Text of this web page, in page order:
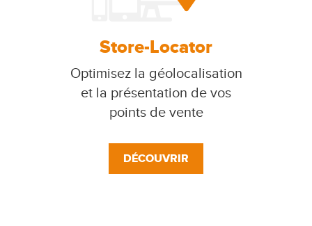
Store-Locator
Optimisez la géolocalisation
et la présentation de vos
points de vente
DÉCOUVRIR